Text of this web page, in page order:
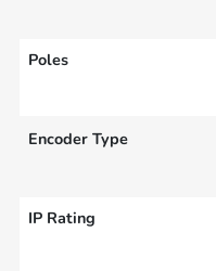
Poles
Encoder Type
IP Rating